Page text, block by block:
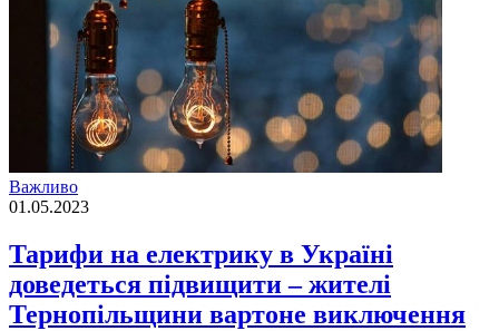
Важливо
01.05.2023
Тарифи на електрику в Україні
доведеться підвищити – жителі
Тернопільщини вартоне виключення